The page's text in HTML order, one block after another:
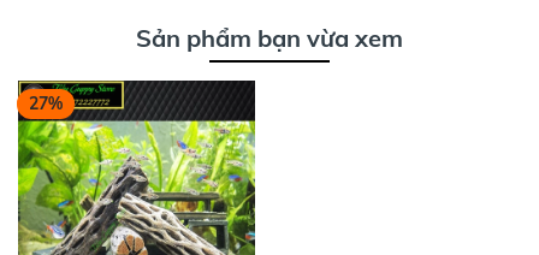
Sản phẩm bạn vừa xem
27%